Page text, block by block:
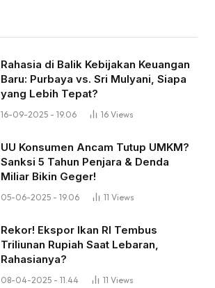
Rahasia di Balik Kebijakan Keuangan
Baru: Purbaya vs. Sri Mulyani, Siapa
yang Lebih Tepat?
16-09-2025 - 19.06 16 Views
UU Konsumen Ancam Tutup UMKM?
Sanksi 5 Tahun Penjara & Denda
Miliar Bikin Geger!
05-06-2025 - 19.06 11 Views
Rekor! Ekspor Ikan RI Tembus
Triliunan Rupiah Saat Lebaran,
Rahasianya?
08-04-2025 - 11.44 11 Views